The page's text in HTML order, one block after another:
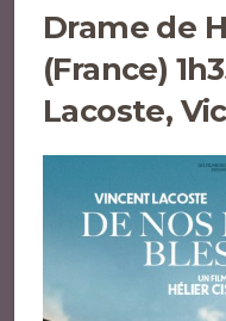
Drame de
(France)
Lacoste,